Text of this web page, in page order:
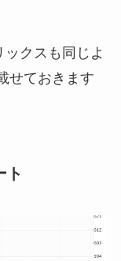
クスも同じよ
せておきます
ト